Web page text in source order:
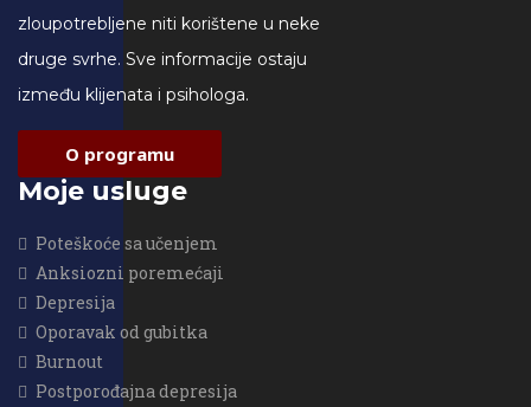
zloupotrebljene niti korištene u neke
druge svrhe. Sve informacije ostaju
između klijenata i psihologa.
O programu
Moje usluge
Poteškoće sa učenjem
Anksiozni poremećaji
Depresija
Oporavak od gubitka
Burnout
Postporođajna depresija